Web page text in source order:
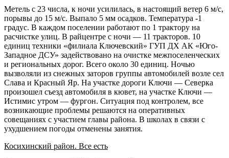
Метель с 23 числа, к ночи усилилась, в настоящий ветер 6 м/с,
порывы до 15 м/с. Выпало 5 мм осадков. Температура -1
градус. В каждом поселении работают по 1 трактору на
расчистке улиц. В райцентре с ночи — 11 тракторов. 10
единиц техники «филиала Ключевский» ГУП ДХ АК «Юго-
Западное ДСУ» задействовано на очистке межпоселенческих
и региональных дорог. Всего около 30 единиц. Ночью
вызволяли из снежных заторов группы автомобилей возле сел
Слава и Красный Яр. На участке дороги Ключи — Северка
произошел съезд автомобиля в кювет, на участке Ключи —
Истимис утром — фургон. Ситуация под контролем, все
возникающие проблемы решаются на оперативных
совещаниях с участием главы района. В школах в связи с
ухудшением погоды отменены занятия.
Косихинский район. Все есть